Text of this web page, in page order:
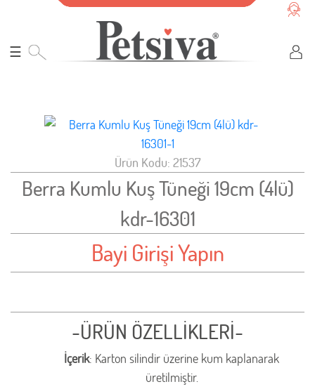
☰
Ürün Kodu: 21537
Berra Kumlu Kuş Tüneği 19cm (4lü)
kdr-16301
Bayi Girişi Yapın
-ÜRÜN ÖZELLİKLERİ-
İçerik: Karton silindir üzerine kum kaplanarak
üretilmiştir.